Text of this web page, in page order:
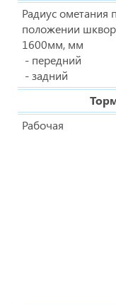
Радиус ометания
положении
1600мм, мм
- передний
- задний
Рабочая